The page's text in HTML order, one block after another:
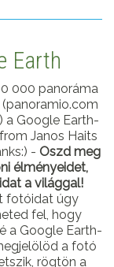
Earth
000 panoráma
a Google Earth-
Janos Haits
- Oszd meg
élményeidet,
a világgal!
fotóidat úgy
fel, hogy
a Google Earth-
a fotó
rögtön a